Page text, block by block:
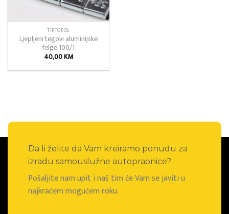
TIPTOPOL
Ljepljeni tegovi aluminijske
felge 100/1
40,00KM
Da li želite da Vam kreiramo ponudu za
izradu samouslužne autopraonice?
Pošaljite nam upit i naš tim će Vam se javiti u
najkraćem mogućem roku.